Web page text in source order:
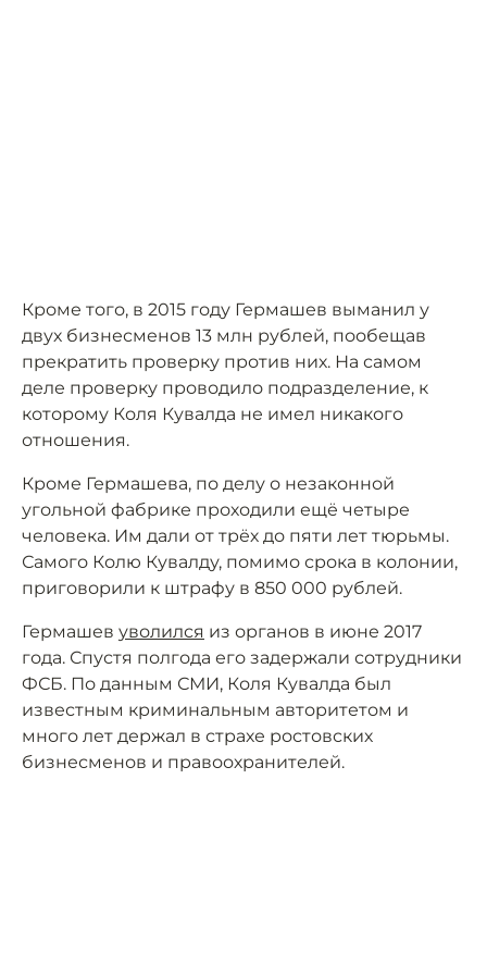
Кроме того, в 2015 году Гермашев выманил у
двух бизнесменов 13 млн рублей, пообещав
прекратить проверку против них. На самом
деле проверку проводило подразделение, к
которому Коля Кувалда не имел никакого
отношения.
Кроме Гермашева, по делу о незаконной
угольной фабрике проходили ещё четыре
человека. Им дали от трёх до пяти лет тюрьмы.
Самого Колю Кувалду, помимо срока в колонии,
приговорили к штрафу в 850 000 рублей.
Гермашев уволился из органов в июне 2017
года. Спустя полгода его задержали сотрудники
ФСБ. По данным СМИ, Коля Кувалда был
известным криминальным авторитетом и
много лет держал в страхе ростовских
бизнесменов и правоохранителей.